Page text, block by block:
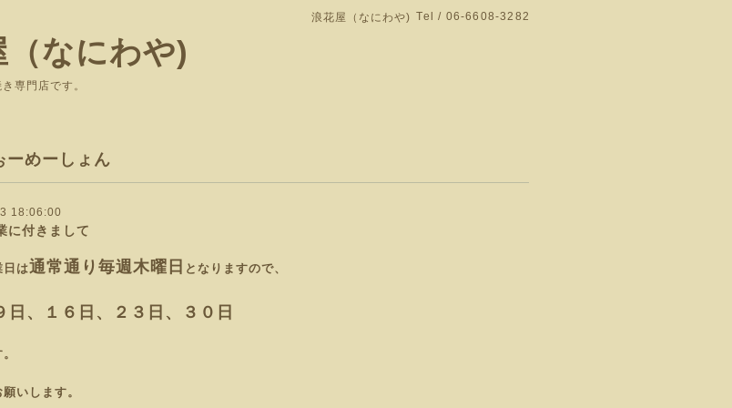
浪花屋（なにわや) Tel / 06-6608-3282
なにわや)
て37年の小さなたこ焼き専門店です。
ーめーしょん
18:06:00
に付きまして
日は通常通り毎週木曜日 となりますので、
日、１６日、２３日、３０日
いします。